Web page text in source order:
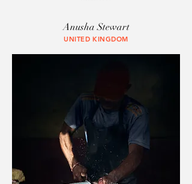
Anusha Stewart
UNITED KINGDOM